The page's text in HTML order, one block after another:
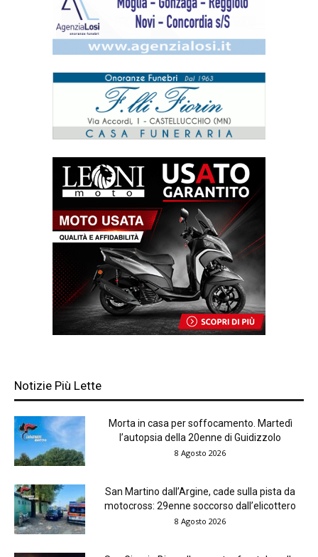
Notizie Più Lette
Morta in casa per soffocamento. Martedì
l’autopsia della 20enne di Guidizzolo
8 Agosto 2026
San Martino dall’Argine, cade sulla pista da
motocross: 29enne soccorso dall’elicottero
8 Agosto 2026